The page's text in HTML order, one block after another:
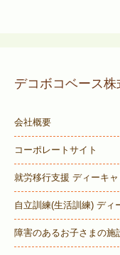
デコボコベース株
会社概要
コーポレートサイト
就労移行支援 ディーキャ
自立訓練(生活訓練) ディ
障害のあるお子さまの施